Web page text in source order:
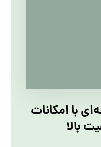
با امکانات
بالا